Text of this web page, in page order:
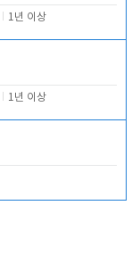
1년 이상
1년 이상